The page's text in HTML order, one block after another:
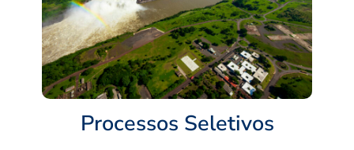
Processos Seletivos